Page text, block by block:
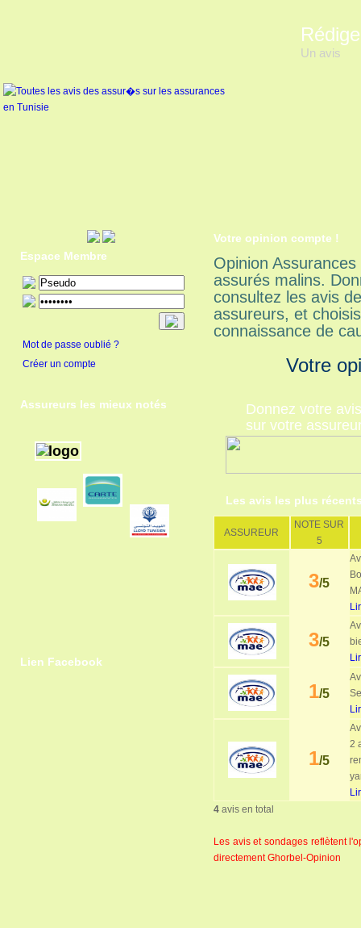
Un avis
Espace Membre
Mot de passe oublié ?
Créer un compte
Assureurs les mieux notés
Lien Facebook
Votre opinion compte !
Opinion
assurés malins.
consultez les avis
assureurs, et
connaissance de
Votre
Donnez votre
sur votre
Les avis les plus
ASSUREUR
NOTE SUR
5
3/5
3/5
1/5
1/5
2
4 avis en total
Les avis et sondages reflètent
directement Ghorbel-Opinion